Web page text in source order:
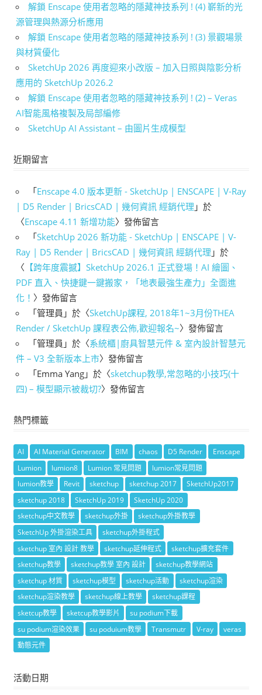
解鎖 Enscape 使用者忽略的隱藏神技系列 ! (4) 嶄新的光
源管理與熱源分析應用
解鎖 Enscape 使用者忽略的隱藏神技系列 ! (3) 景觀場景
與材質優化
SketchUp 2026 再度迎來小改版 – 加入日照與陰影分析
應用的 SketchUp 2026.2
解鎖 Enscape 使用者忽略的隱藏神技系列 ! (2) – Veras
AI智能風格複製及局部編修
SketchUp AI Assistant – 由圖片生成模型
近期留言
「Enscape 4.0 版本更新 - SketchUp | ENSCAPE | V-Ray
| D5 Render | BricsCAD | 幾何資訊 經銷代理 」於
〈Enscape 4.11 新增功能〉發佈留言
「SketchUp 2026 新功能 - SketchUp | ENSCAPE | V-
Ray | D5 Render | BricsCAD | 幾何資訊 經銷代理 」於
〈 【跨年度震撼】SketchUp 2026.1 正式登場！AI 繪圖、
PDF 直入、快捷鍵一鍵搬家，「地表最強生產力」全面進
化！ 〉發佈留言
「管理員 」於〈SketchUp課程, 2018年1~3月份THEA
Render / SketchUp 課程表公佈,歡迎報名~〉發佈留言
「管理員 」於〈系統櫃|廚具智慧元件 & 室內設計智慧元
件 – V3 全新版本上市〉發佈留言
「Emma Yang 」於〈sketchup教學,常忽略的小技巧(十
四) – 模型顯示被裁切?〉發佈留言
熱門標籤
AI AI Material Generator BIM chaos D5 Render
Enscape
Lumion
lumion8 Lumion 常見問題
lumion常見問題
lumion教學
Revit sketchup sketchup 2017
SketchUp2017
sketchup 2018
SketchUp 2019
SketchUp 2020
sketchup中文教學
sketchup外掛
sketchup外掛教學
SketchUp 外掛渲染工具
sketchup外掛程式
sketchup 室內 設計 教學
sketchup延伸程式
sketchup擴充套件
sketchup教學
sketchup教學 室內 設計
sketchup教學網站
sketchup 材質
sketchup模型 sketchup活動
sketchup渲染
sketchup渲染教學
sketchup線上教學
sketchup課程
sketcup教學
sketcup教學影片
su podium下載
su podium渲染效果
su poduium教學 Transmutr V-ray
veras
動態元件
活動日期